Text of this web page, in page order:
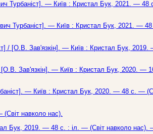
Турбаніст]. — Київ : Кристал Бук, 2021. — 48
Турбаніст]. — Київ : Кристал Бук, 2021. —
/ [О.В. Зав'язкін]. — Київ : Кристал Бук,
/ [О.В. Зав'язкін]. — Київ : Кристал Бук, 2020. —
— Київ : Кристал Бук, 2020. — 48 с. —
навколо нас).
Бук, 2019. — 48 с. : іл. — (Світ навколо нас).